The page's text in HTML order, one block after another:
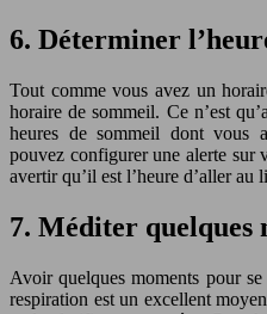
6. Déterminer
Tout comme vous avez un
horaire de sommeil. Ce n’est
heures de sommeil dont vous
pouvez configurer une alerte sur
avertir qu’il est l’heure d’aller au
7. Méditer quelques
Avoir quelques moments pour
respiration est un excellent